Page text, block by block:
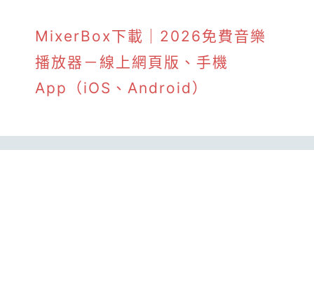
MixerBox下載｜2026免費音樂
播放器－線上網頁版、手機
App（iOS、Android）